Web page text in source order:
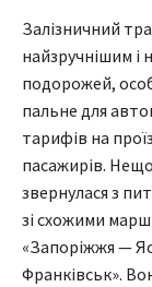
Залізничний
найзручнішим і
подорожей,
пальне для
тарифів на
пасажирів.
звернулася з
зі схожими
«Запоріжжя —
Франківськ».